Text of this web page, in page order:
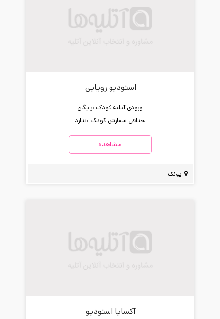
استودیو رویایی
ورودی آتلیه کودک :رایگان
حداقل سفارش کودک :ندارد
مشاهده
پونک
آکسایا استودیو